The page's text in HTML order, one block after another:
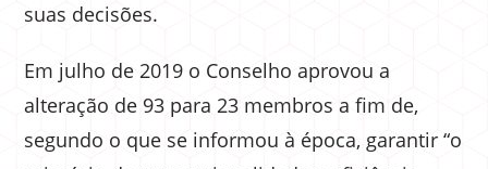
suas decisões.
Em julho de 2019 o Conselho aprovou a
alteração de 93 para 23 membros a fim de,
segundo o que se informou à época, garantir “o